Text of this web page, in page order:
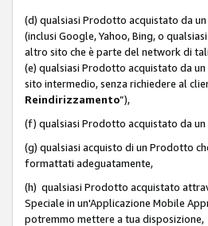
(d) qualsiasi Prodotto acquistato da
(inclusi Google, Yahoo, Bing, o
altro sito che è parte del network di
(e) qualsiasi Prodotto acquistato da
sito intermedio, senza richiedere al
Reindirizzamento”),
(f) qualsiasi Prodotto acquistato da
(g) qualsiasi acquisto di un Prodotto
formattati adeguatamente,
(h) qualsiasi Prodotto acquistato
Speciale in un'Applicazione Mobile
potremmo mettere a tua disposizione,